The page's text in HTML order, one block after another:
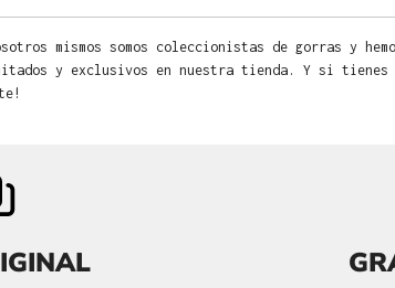
mismos somos coleccionistas de gorras y
y exclusivos en nuestra tienda. Y si tienes